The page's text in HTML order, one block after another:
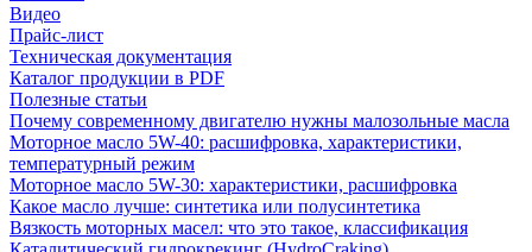
Видео
Прайс-лист
Техническая документация
Каталог продукции в PDF
Полезные статьи
Почему современному двигателю нужны малозольные масла
Моторное масло 5W-40: расшифровка, характеристики,
температурный режим
Моторное масло 5W-30: характеристики, расшифровка
Какое масло лучше: синтетика или полусинтетика
Вязкость моторных масел: что это такое, классификация